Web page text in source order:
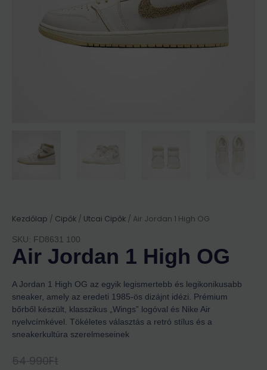
Kezdőlap / Cipők / Utcai Cipők / Air Jordan 1 High OG
SKU: FD8631 100
Air Jordan 1 High OG
A Jordan 1 High OG az egyik legismertebb és legikonikusabb
sneaker, amely az eredeti 1985-ös dizájnt idézi. Prémium
bőrből készült, klasszikus „Wings” logóval és Nike Air
nyelvcímkével. Tökéletes választás a retró stílus és a
sneakerkultúra szerelmeseinek
54 990Ft
Original
Current